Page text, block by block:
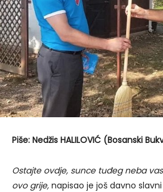
Piše: Nedžis HALILOVIĆ (Bosanski
Ostajte ovdje, sunce tuđeg neba
ovo grije, napisao je još davno slavni